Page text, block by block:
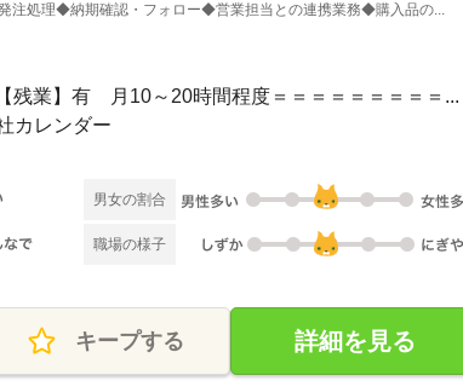
注処理◆納期確認・フォロー◆営業担当との連携業務◆購入品の...
残業】有 月10～20時間程度＝＝＝＝＝＝＝＝＝...
カレンダー
男女の割合
職場の様子
キープする 詳細を見る